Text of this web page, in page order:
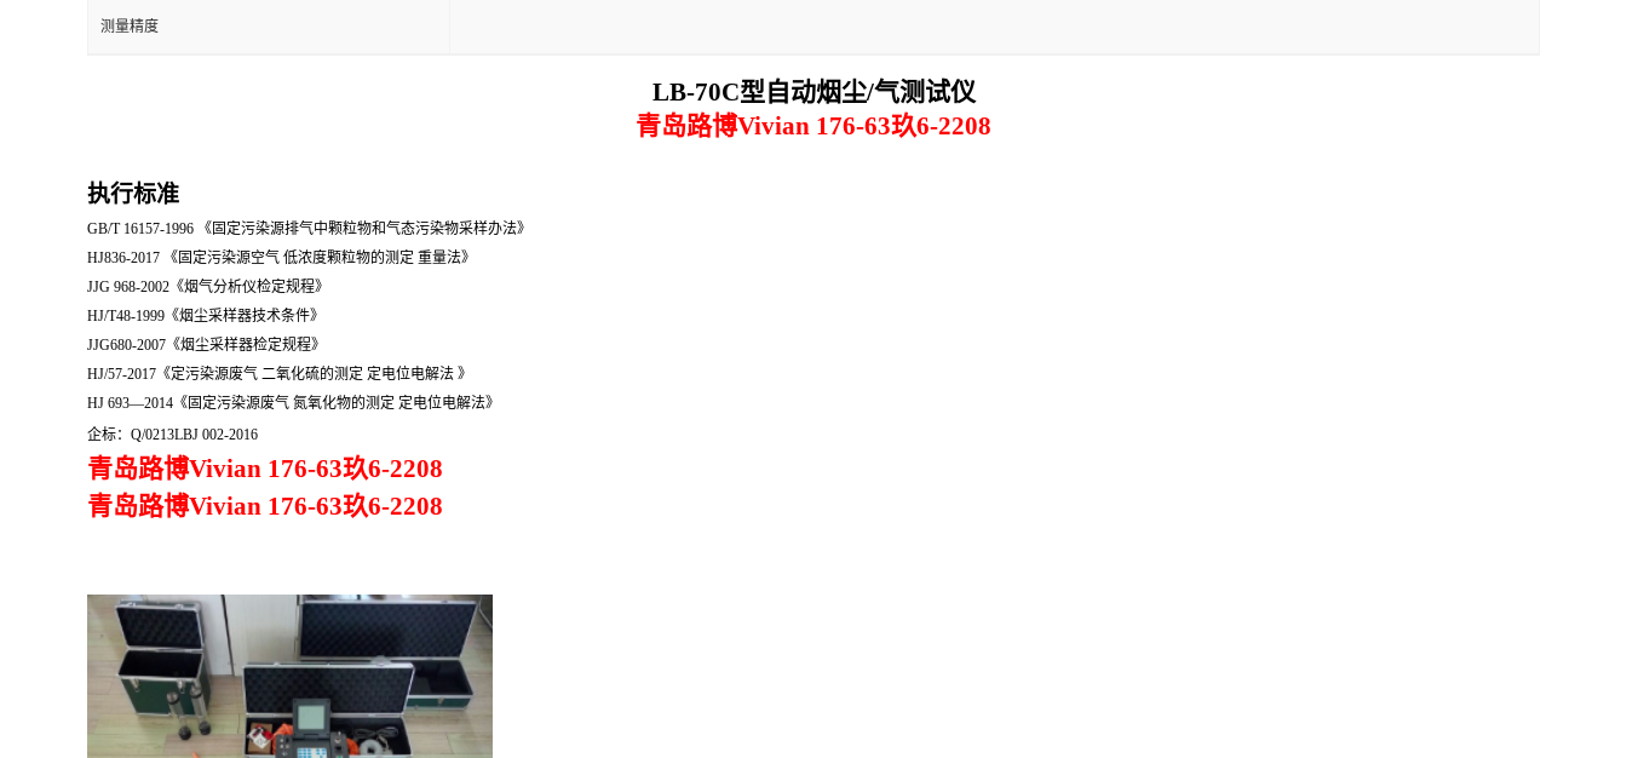
测量精度
LB-70C型自动烟尘/气测试仪
青岛路博Vivian 176-63玖6-2208
执行标准
GB/T 16157-1996 《固定污染源排气中颗粒物和气态污染物采样办法》
HJ836-2017 《固定污染源空气 低浓度颗粒物的测定 重量法》
JJG 968-2002《烟气分析仪检定规程》
HJ/T48-1999《烟尘采样器技术条件》
JJG680-2007《烟尘采样器检定规程》
HJ/57-2017《定污染源废气 二氧化硫的测定 定电位电解法 》
HJ 693—2014《固定污染源废气 氮氧化物的测定 定电位电解法》
企标：Q/0213LBJ 002-2016
青岛路博Vivian 176-63玖6-2208
青岛路博Vivian 176-63玖6-2208